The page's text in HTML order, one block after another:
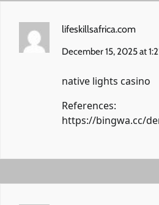
lifeskillsafrica.com
December 15, 2025 at
native lights casino
References:
https://bingwa.cc/